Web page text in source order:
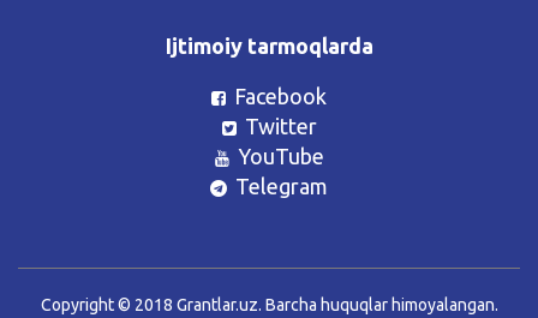
Ijtimoiy tarmoqlarda
Facebook
Twitter
YouTube
Telegram
Copyright © 2018 Grantlar.uz. Barcha huquqlar himoyalangan.